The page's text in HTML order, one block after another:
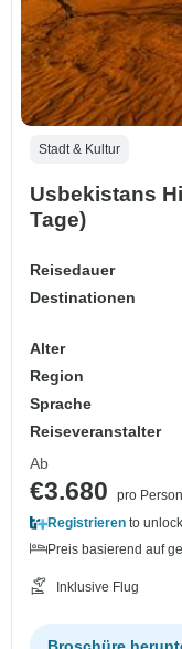
Stadt & Kultur
Usbekistans
Tage)
Reisedauer
Destinationen
Alter
Region
Sprache
Reiseveranstalter
Ab
€3.680
pro Person
Registrieren to
Preis basierend auf
Inklusive Flug